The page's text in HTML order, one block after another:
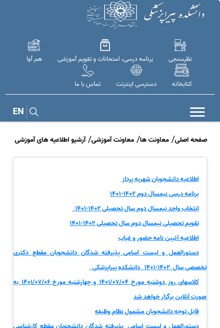
نظرسنجی برنامه درسی، امتحانات و تقویم آموزشی هم آوا
کتابخانه دسترسی اینترنت تماس با ما
EN
صفحه اصلی معاونت ها معاونت آموزشی آرشیو اطلاعیه های آموزشی
اطلاعیه دانشجویان شهریه پرداز
برنامه درسی نیمسال دوم 1402-1401
انتخاب واحد نیمسال دوم سال تحصیلی 1402-1401
تقویم تحصیلی نیمسال دوم سال تحصیلی 1402-1401
اطلاعیه آئیین نامه حضور و غیاب
دستورالعمل و لیست اسامی پذیرفته شدگان دانشجویان مقطع دکتری
تخصصی سال 1402-1401 دانشکده پیراپزشکی
کلاسهای روز دوشنبه مورخ 1401/07/04 و چهارشنبه مورخ 1401/07/06 به
صورت آنلاین برگزار خواهد شد
قابل توجه دانشجویان مشمول نظام وظیفه